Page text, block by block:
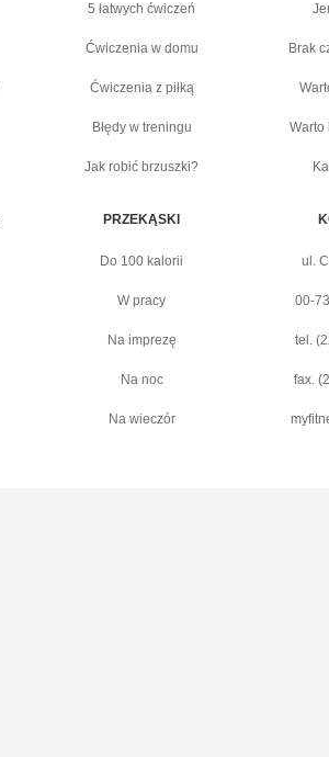
5 łatwych ćwiczeń
Ćwiczenia w domu
Ćwiczenia z piłką
Błędy w treningu
Jak robić brzuszki?
Brak
Warto
PRZEKĄSKI
Do 100 kalorii
W pracy
Na imprezę
Na noc
Na wieczór
ul.
00-
tel.
fax.